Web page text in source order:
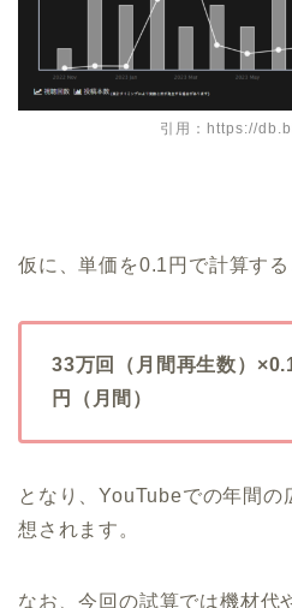
引用：https://
仮に、単価を0.1円で計算する
33万回（月間再生数）
円（月間）
となり、YouTubeでの年間の
想されます。
なお、今回の試算では機材代